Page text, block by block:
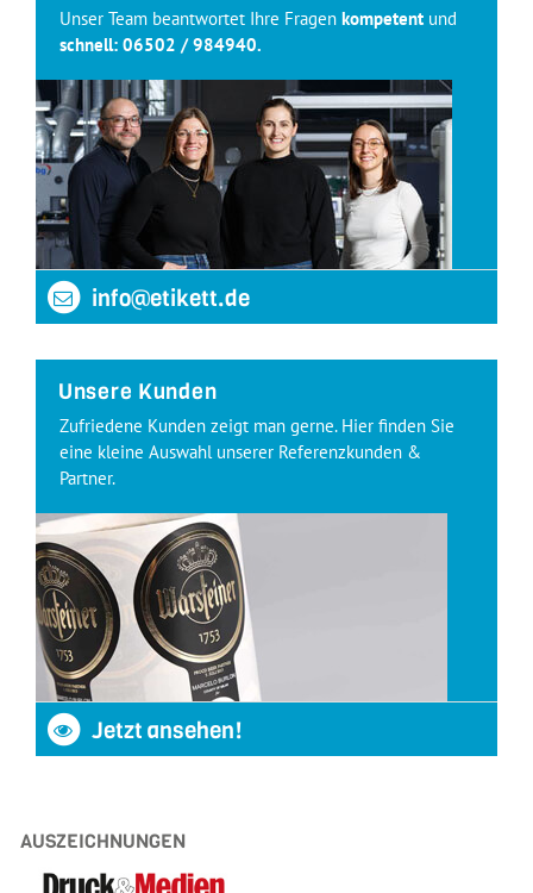
Unser Team beantwortet Ihre Fragen kompetent und
schnell: 06502 / 984940.
info@etikett.de
Unsere Kunden
Zufriedene Kunden zeigt man gerne. Hier finden Sie
eine kleine Auswahl unserer Referenzkunden &
Partner.
Jetzt ansehen!
AUSZEICHNUNGEN